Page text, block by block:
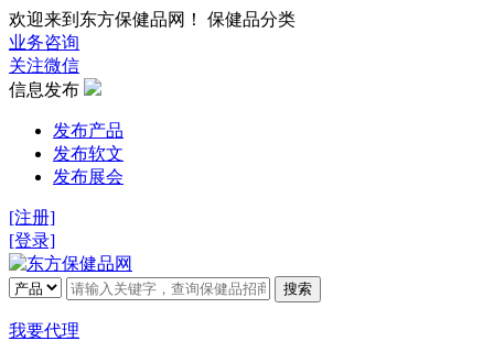
欢迎来到东方保健品网！ 保健品分类
业务咨询
关注微信
信息发布
发布产品
发布软文
发布展会
[注册]
[登录]
搜索
我要代理